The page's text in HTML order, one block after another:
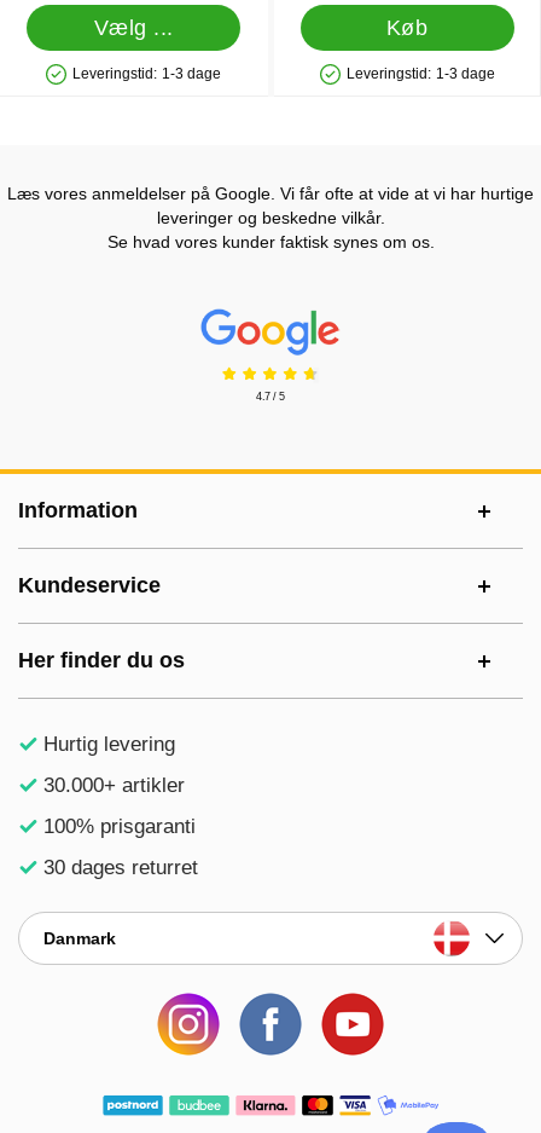
Vælg ...
Produkttilgængelighed: På lager
Leveringstid: 1-3 dage
Køb
Produkttilgængelighed: På lager
Leveringstid: 1-3 dage
Læs vores anmeldelser på Google. Vi får ofte at vide at vi har hurtige
leveringer og beskedne vilkår.
Se hvad vores kunder faktisk synes om os.
Prisjakt Anmeldelser: 4.7 Stjerne
4.7 / 5
Information
Kundeservice
Her finder du os
Hurtig levering
30.000+ artikler
100% prisgaranti
30 dages returret
Danmark